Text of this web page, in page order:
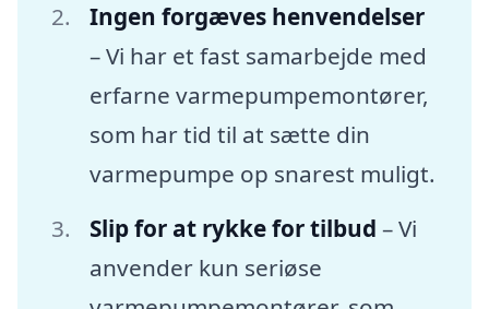
Ingen forgæves henvendelser
– Vi har et fast samarbejde med
erfarne varmepumpemontører,
som har tid til at sætte din
varmepumpe op snarest muligt.
Slip for at rykke for tilbud – Vi
anvender kun seriøse